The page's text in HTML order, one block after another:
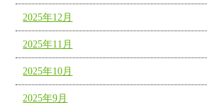
2025年12月
2025年11月
2025年10月
2025年9月